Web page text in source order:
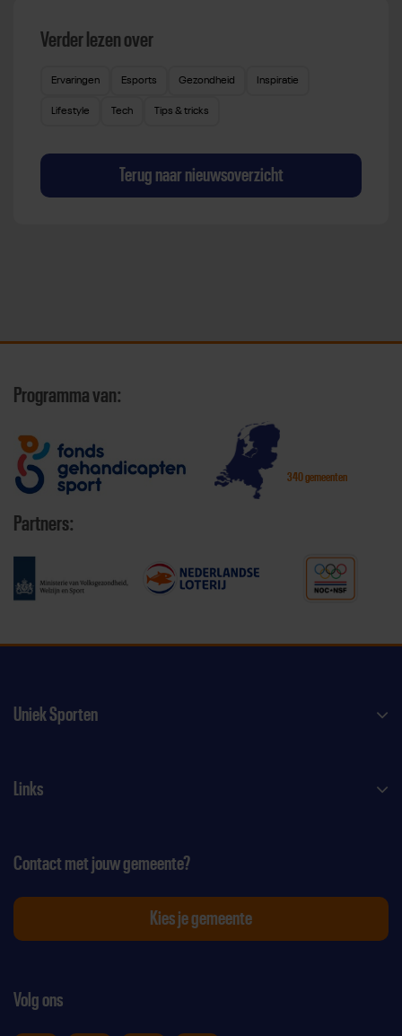
Verder lezen over
Ervaringen Esports Gezondheid Inspiratie
Lifestyle Tech Tips & tricks
Terug naar nieuwsoverzicht
Programma van:
340 gemeenten
Partners:
Uniek Sporten
Links
Volg ons
Contact met jouw gemeente?
Kies je gemeente